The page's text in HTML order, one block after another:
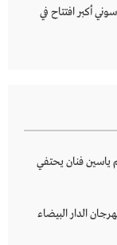
أكبر افتتاح في
ياسين فنان يحتفي
الدار البيضاء